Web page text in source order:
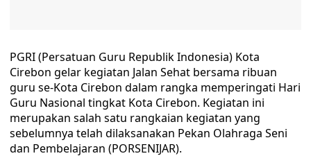
PGRI (Persatuan Guru Republik Indonesia) Kota
Cirebon gelar kegiatan Jalan Sehat bersama ribuan
guru se-Kota Cirebon dalam rangka memperingati Hari
Guru Nasional tingkat Kota Cirebon. Kegiatan ini
merupakan salah satu rangkaian kegiatan yang
sebelumnya telah dilaksanakan Pekan Olahraga Seni
dan Pembelajaran (PORSENIJAR).